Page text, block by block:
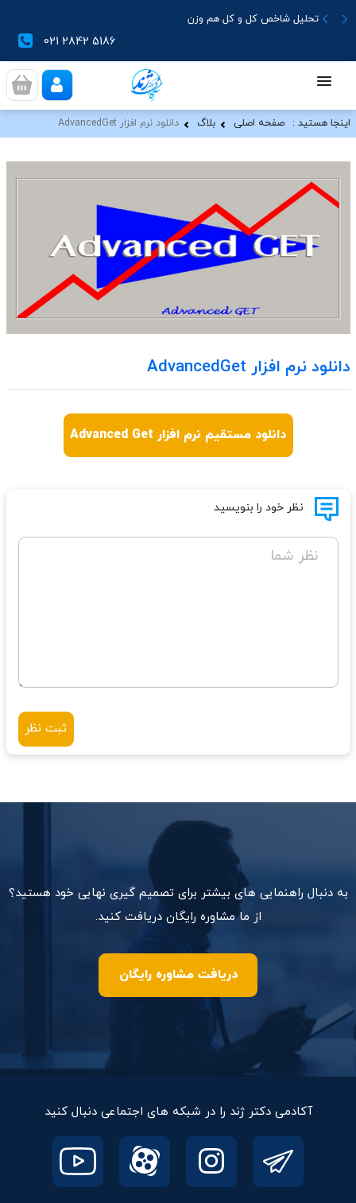
تحلیل شاخص کل و کل هم وزن
021 2842 5186
اینجا هستید : صفحه اصلی بلاگ دانلود نرم افزار AdvancedGet
دانلود نرم افزار AdvancedGet
دانلود مستقیم نرم افزار Advanced Get
نظر خود را بنویسید
نظر شما
ثبت نظر
به دنبال راهنمایی های بیشتر برای تصمیم گیری نهایی خود هستید؟
از ما مشاوره رایگان دریافت کنید.
دریافت مشاوره رایگان
آکادمی دکتر ژند را در شبکه های اجتماعی دنبال کنید